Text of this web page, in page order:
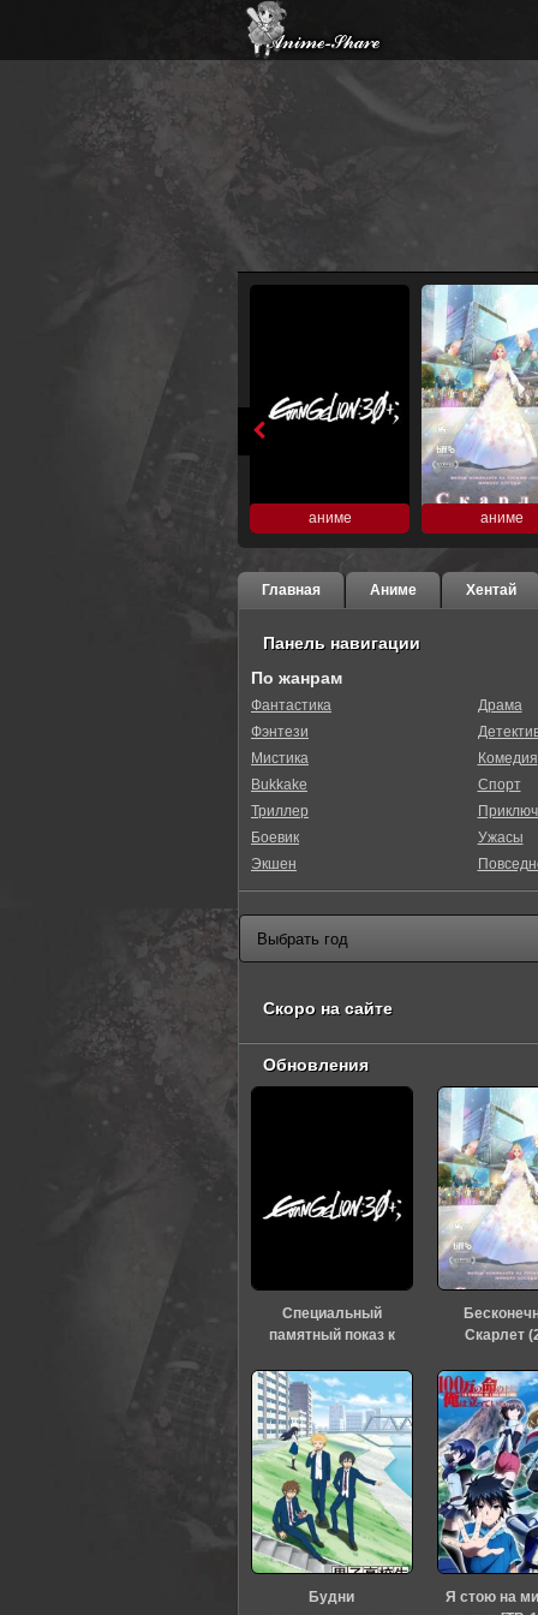
аниме аниме
Главная Аниме Хентай
Панель навигации
По жанрам
Фантастика
Фэнтези
Мистика
Bukkake
Триллер
Боевик
Экшен
Драма
Комедия
Спорт
Ужасы
Скоро на сайте
Обновления
Специальный
памятный показ к
«Евангелиона» (2026)
Скарлет
Будни
Я стою на